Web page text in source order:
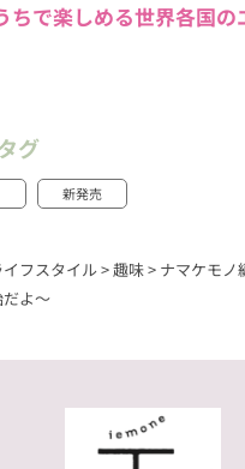
ちで楽しめる世界各国の
グ
新発売
イフスタイル>趣味> ナマケモノ
よ〜